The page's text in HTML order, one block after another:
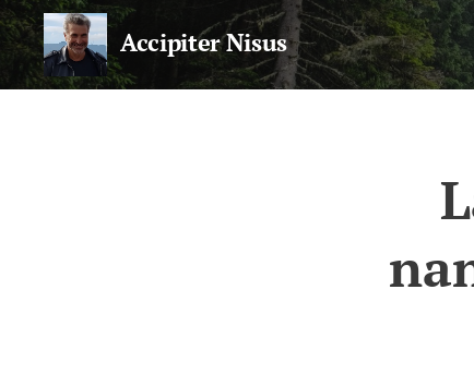
Accipiter Nisus
Il blog di Nicola Sparvieri